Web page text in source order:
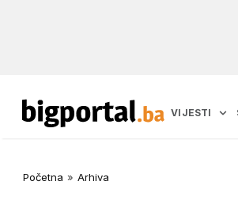
VIJESTI
Početna » Arhiva